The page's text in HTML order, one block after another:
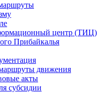
центр (ТИЦ)
Прибайкалья
движения
акты
субсидии